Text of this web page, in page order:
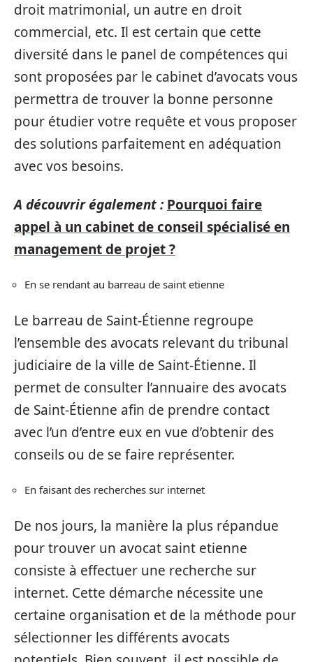
droit matrimonial, un autre en droit
commercial, etc. Il est certain que cette
diversité dans le panel de compétences qui
sont proposées par le cabinet d’avocats vous
permettra de trouver la bonne personne
pour étudier votre requête et vous proposer
des solutions parfaitement en adéquation
avec vos besoins.
A découvrir également : Pourquoi faire
appel à un cabinet de conseil spécialisé en
management de projet ?
En se rendant au barreau de saint etienne
Le barreau de Saint-Étienne regroupe
l’ensemble des avocats relevant du tribunal
judiciaire de la ville de Saint-Étienne. Il
permet de consulter l’annuaire des avocats
de Saint-Étienne afin de prendre contact
avec l’un d’entre eux en vue d’obtenir des
conseils ou de se faire représenter.
En faisant des recherches sur internet
De nos jours, la manière la plus répandue
pour trouver un avocat saint etienne
consiste à effectuer une recherche sur
internet. Cette démarche nécessite une
certaine organisation et de la méthode pour
sélectionner les différents avocats